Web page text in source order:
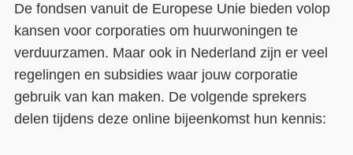
De fondsen vanuit de Europese Unie bieden volop
kansen voor corporaties om huurwoningen te
verduurzamen. Maar ook in Nederland zijn er veel
regelingen en subsidies waar jouw corporatie
gebruik van kan maken. De volgende sprekers
delen tijdens deze online bijeenkomst hun kennis: